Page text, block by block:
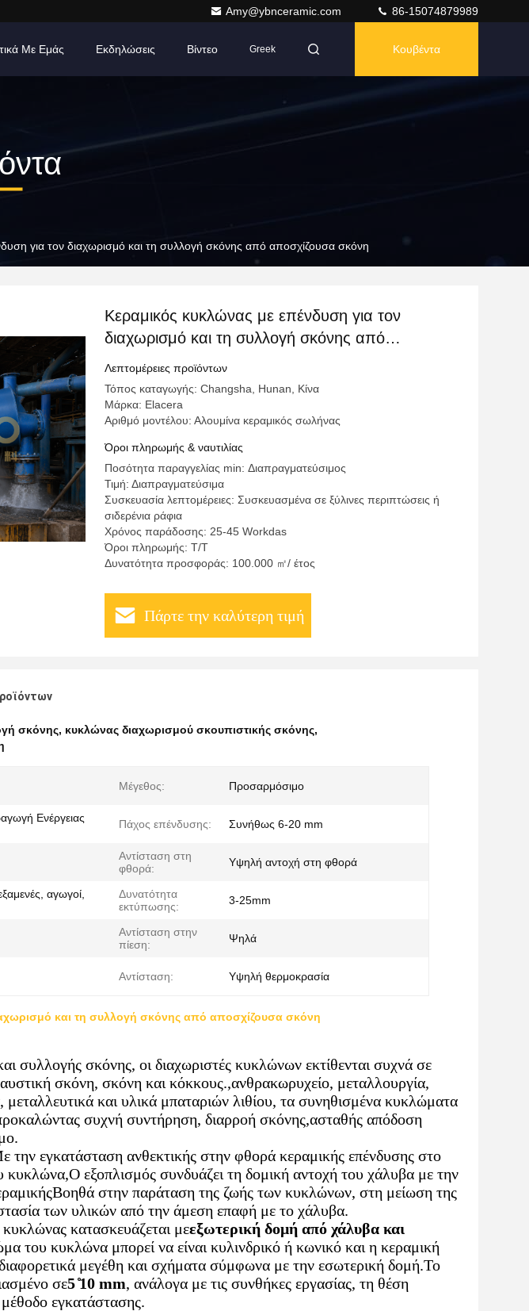
Amy@ybnceramic.com 86-15074879989
Με Εμάς Εκδηλώσεις Βίντεο Greek Κουβέντα
για τον διαχωρισμό και τη συλλογή σκόνης από αποσχίζουσα σκόνη
Κεραμικός κυκλώνας με επένδυση για τον
διαχωρισμό και τη συλλογή σκόνης από
αποσχίζουσα σκόνη
Λεπτομέρειες προϊόντων
Τόπος καταγωγής: Changsha, Hunan, Κίνα
Μάρκα: Elacera
Αριθμό μοντέλου: Αλουμίνα κεραμικός σωλήνας
Όροι πληρωμής & ναυτιλίας
Ποσότητα παραγγελίας min: Διαπραγματεύσιμος
Τιμή: Διαπραγματεύσιμα
Συσκευασία λεπτομέρειες: Συσκευασμένα σε ξύλινες περιπτώσεις ή
σιδερένια ράφια
Χρόνος παράδοσης: 25-45 Workdas
Όροι πληρωμής: T/T
Δυνατότητα προσφοράς: 100.000 ㎡/ έτος
Πάρτε την καλύτερη τιμή
σκόνης, κυκλώνας διαχωρισμού σκουπιστικής σκόνης,
Μέγεθος: Προσαρμόσιμο
Ενέργειας
Πάχος επένδυσης: Συνήθως 6-20 mm
Αντίσταση στη
φθορά:
Υψηλή αντοχή στη φθορά
αγωγοί,
Δυνατότητα
εκτύπωσης:
3-25mm
Αντίσταση στην
πίεση:
Ψηλά
Αντίσταση: Υψηλή θερμοκρασία
και τη συλλογή σκόνης από αποσχίζουσα σκόνη
συλλογής σκόνης, οι διαχωριστές κυκλώνων εκτίθενται συχνά σε
σκόνη, σκόνη και κόκκους.,ανθρακωρυχείο, μεταλλουργία,
μεταλλευτικά και υλικά μπαταριών λιθίου, τα συνηθισμένα κυκλώματα
συχνή συντήρηση, διαρροή σκόνης,ασταθής απόδοση
την εγκατάσταση ανθεκτικής στην φθορά κεραμικής επένδυσης στο
εξοπλισμός συνδυάζει τη δομική αντοχή του χάλυβα με την
στην παράταση της ζωής των κυκλώνων, στη μείωση της
των υλικών από την άμεση επαφή με το χάλυβα.
κατασκευάζεται μεεξωτερική δομή από χάλυβα και
του κυκλώνα μπορεί να είναι κυλινδρικό ή κωνικό και η κεραμική
μεγέθη και σχήματα σύμφωνα με την εσωτερική δομή.Το
σε5 ̊10 mm, ανάλογα με τις συνθήκες εργασίας, τη θέση
εγκατάστασης.